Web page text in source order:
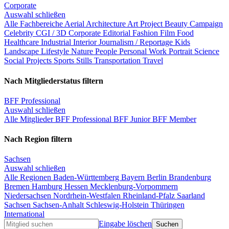
Corporate
Auswahl schließen
Alle Fachbereiche Aerial Architecture Art Project Beauty Campaign
Celebrity CGI / 3D Corporate Editorial Fashion Film Food
Healthcare Industrial InteriorJournalism / Reportage Kids
Landscape Lifestyle Nature People Personal Work Portrait Science
Social Projects Sports Stills Transportation Travel
Nach Mitgliederstatus filtern
BFF Professional
Auswahl schließen
Alle MitgliederBFF Professional BFF JuniorBFF Member
Nach Region filtern
Sachsen
Auswahl schließen
Alle Regionen Baden-Württemberg Bayern Berlin Brandenburg
Bremen Hamburg Hessen Mecklenburg-Vorpommern
Niedersachsen Nordrhein-Westfalen Rheinland-Pfalz Saarland
Sachsen Sachsen-Anhalt Schleswig-Holstein Thüringen
International
Eingabe löschen